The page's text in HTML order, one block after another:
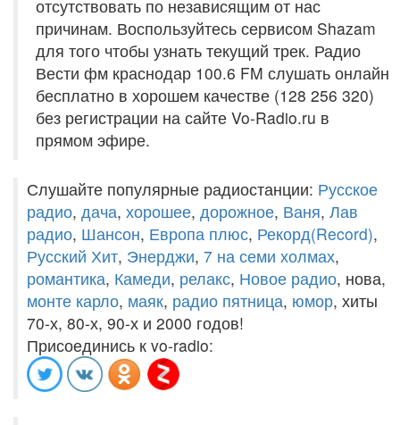
отсутствовать по независящим от нас
причинам. Воспользуйтесь сервисом Shazam
для того чтобы узнать текущий трек. Радио
Вести фм краснодар 100.6 FM слушать онлайн
бесплатно в хорошем качестве (128 256 320)
без регистрации на сайте Vo-Radio.ru в
прямом эфире.
Слушайте популярные радиостанции: Русское
радио, дача, хорошее, дорожное, Ваня, Лав
радио, Шансон, Европа плюс, Рекорд(Record),
Русский Хит, Энерджи, 7 на семи холмах,
романтика, Камеди, релакс, Новое радио, нова,
монте карло, маяк, радио пятница, юмор, хиты
70-х, 80-х, 90-х и 2000 годов!
Присоединись к vo-radio: